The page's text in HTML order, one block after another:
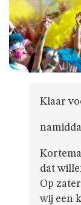
JINS
LEIDING
Klaar
dat
Op
wij een